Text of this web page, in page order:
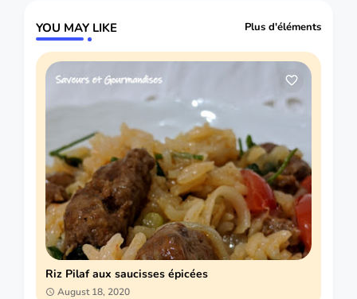
YOU MAY LIKE Plus d'éléments
Riz Pilaf aux saucisses épicées
August 18, 2020